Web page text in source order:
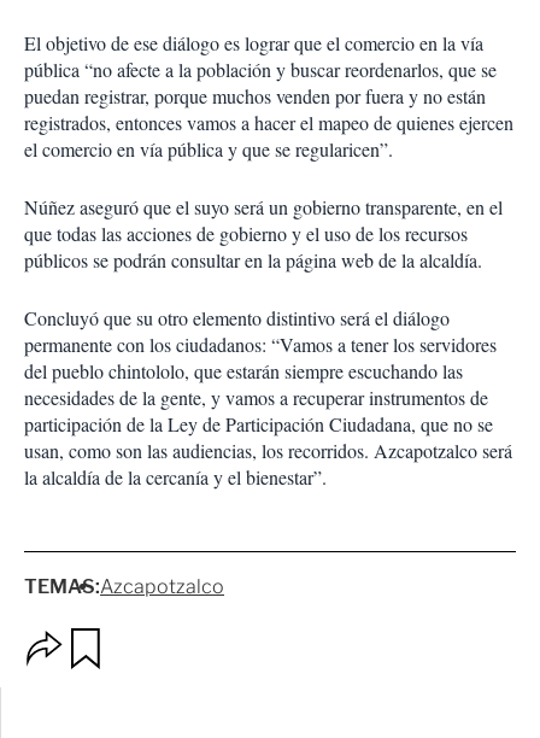
El objetivo de ese diálogo es lograr que el comercio en la vía
pública “no afecte a la población y buscar reordenarlos, que se
puedan registrar, porque muchos venden por fuera y no están
registrados, entonces vamos a hacer el mapeo de quienes ejercen
el comercio en vía pública y que se regularicen”.
Núñez aseguró que el suyo será un gobierno transparente, en el
que todas las acciones de gobierno y el uso de los recursos
públicos se podrán consultar en la página web de la alcaldía.
Concluyó que su otro elemento distintivo será el diálogo
permanente con los ciudadanos: “Vamos a tener los servidores
del pueblo chintololo, que estarán siempre escuchando las
necesidades de la gente, y vamos a recuperar instrumentos de
participación de la Ley de Participación Ciudadana, que no se
usan, como son las audiencias, los recorridos. Azcapotzalco será
la alcaldía de la cercanía y el bienestar”.
TEMAS:Azcapotzalco